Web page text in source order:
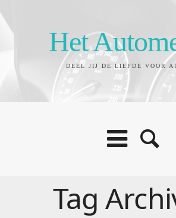
Het
DEEL JIJ DE LIEFDE VOOR
Tag